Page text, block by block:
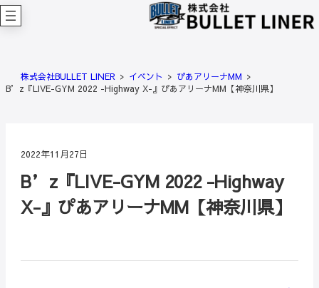
内
容
ッ
株式会社BULLET LINER イベント
ぴあアリーナMM
B’z『LIVE-GYM 2022 -Highway X-』ぴあアリーナMM【神奈川県】
2022年11月27日
B’z『LIVE-GYM 2022 -Highway
X-』ぴあアリーナMM【神奈川県】